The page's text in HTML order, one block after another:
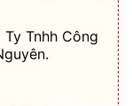
Tnhh Công